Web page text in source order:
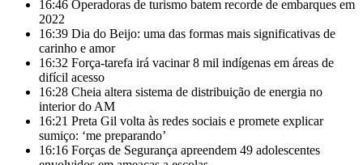
16:46 Operadoras de turismo batem recorde de embarques em
2022
16:39 Dia do Beijo: uma das formas mais significativas de
carinho e amor
16:32 Força-tarefa irá vacinar 8 mil indígenas em áreas de
difícil acesso
16:28 Cheia altera sistema de distribuição de energia no
interior do AM
16:21 Preta Gil volta às redes sociais e promete explicar
sumiço: ‘me preparando’
16:16 Forças de Segurança apreendem 49 adolescentes